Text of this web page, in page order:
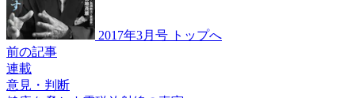
2017年3月号 トップへ
前の記事
連載
意見・判断